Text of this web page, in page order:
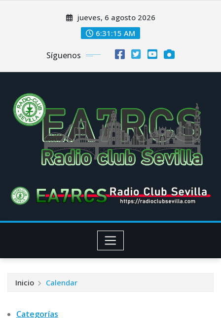
jueves, 6 agosto 2026
6:31:16 AM
Síguenos
Inicio Calendar
Categorías